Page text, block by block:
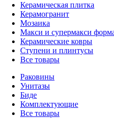
Керамическая плитка
Керамогранит
Мозаика
Макси и супермакси
Керамические ковры
Ступени и плинтусы
Все товары
Раковины
Унитазы
Биде
Комплектующие
Все товары